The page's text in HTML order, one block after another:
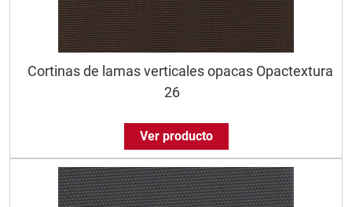
Cortinas de lamas verticales opacas Opactextura
26
Ver producto